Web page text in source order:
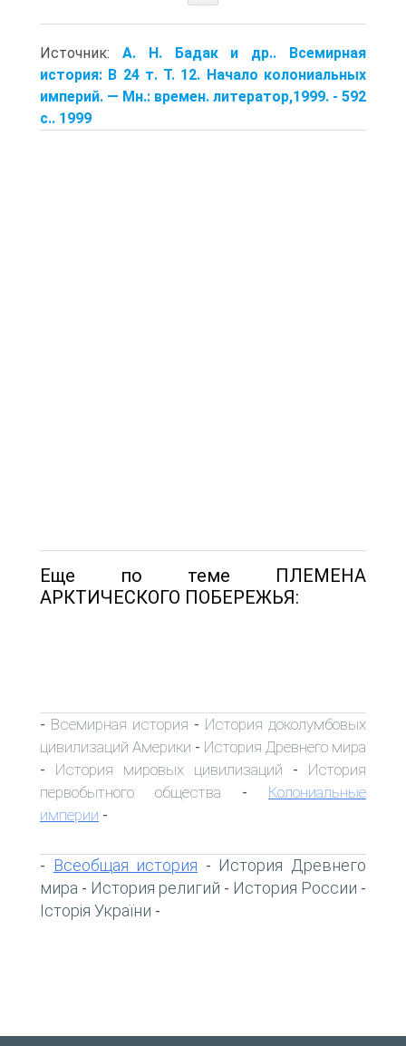
Источник: А. Н. Бадак и др.. Всемирная
история: В 24 т. Т. 12. Начало коло­ниальных
империй. — Мн.: времен. литератор,1999. - 592
с.. 1999
Еще по теме ПЛЕМЕНА
АРКТИЧЕСКОГО ПОБЕРЕЖЬЯ:
- Всемирная история - История доколумбовых
цивилизаций Америки - История Древнего мира
- История мировых цивилизаций - История
первобытного общества - Колониальные
империи -
- Всеобщая история - История Древнего
мира - История религий - История России -
Історія України -